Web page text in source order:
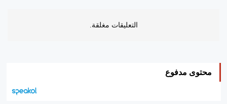
التعليقات مغلقة.
محتوى مدفوع